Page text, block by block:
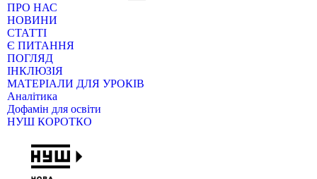
ПРО НАС
НОВИНИ
СТАТТІ
Є ПИТАННЯ
ПОГЛЯД
ІНКЛЮЗІЯ
МАТЕРІАЛИ ДЛЯ УРОКІВ
Аналітика
Дофамін для освіти
НУШ КОРОТКО